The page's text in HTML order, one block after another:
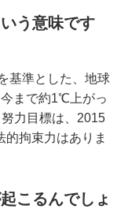
う意味です
基準とした、地球
まで約1℃上がっ
力目標は、2015
拘束力はありま
こるんでしょ